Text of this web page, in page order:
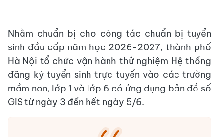
Nhằm chuẩn bị cho công tác chuẩn bị tuyển
sinh đầu cấp năm học 2026-2027, thành phố
Hà Nội tổ chức vận hành thử nghiệm Hệ thống
đăng ký tuyển sinh trực tuyến vào các trường
mầm non, lớp 1 và lớp 6 có ứng dụng bản đồ số
GIS từ ngày 3 đến hết ngày 5/6.